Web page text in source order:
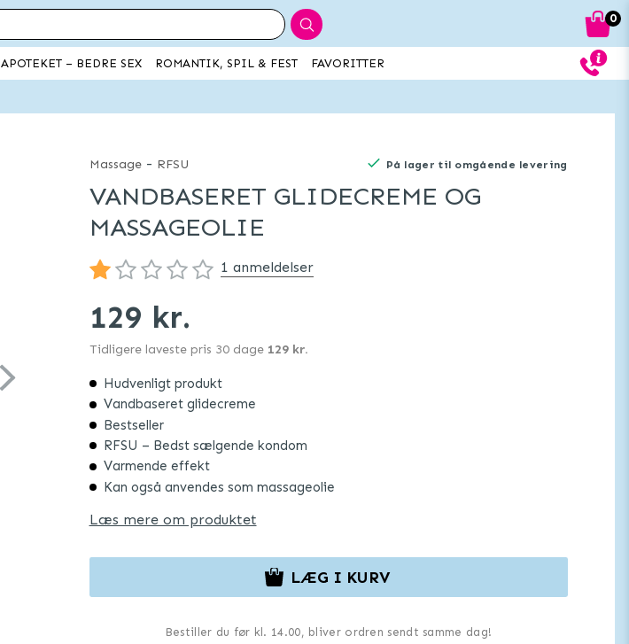
Massage - RFSU På lager til omgående levering
VANDBASERET GLIDECREME OG
MASSAGEOLIE
1 anmeldelser
129 kr.
Tidligere laveste pris 30 dage 129 kr.
Hudvenligt produkt
Vandbaseret glidecreme
Bestseller
RFSU – Bedst sælgende kondom
Varmende effekt
Kan også anvendes som massageolie
Læs mere om produktet
LÆG I KURV
Bestiller du før kl. 14.00, bliver ordren sendt samme dag!
0
APOTEKET – BEDRE SEX ROMANTIK, SPIL & FEST FAVORITTER